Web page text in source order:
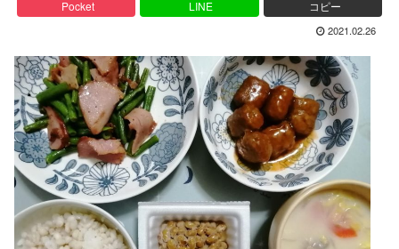
Pocket LINE コピー
2021.02.26